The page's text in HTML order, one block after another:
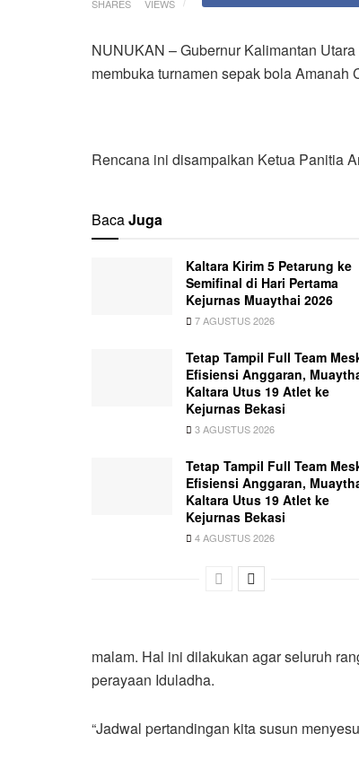
SHARES VIEWS
NUNUKAN – Gubernur Kalimantan
membuka turnamen sepak bola Amanah
Rencana ini disampaikan Ketua Panitia
BacaJuga
Kaltara Kirim 5 Petarung ke
Semifinal di Hari Pertama
Kejurnas Muaythai 2026
7 AGUSTUS 2026
Tetap Tampil Full Team
Efisiensi Anggaran,
Kaltara Utus 19 Atlet ke
Kejurnas Bekasi
3 AGUSTUS 2026
Tetap Tampil Full Team
Efisiensi Anggaran,
Kaltara Utus 19 Atlet ke
Kejurnas Bekasi
4 AGUSTUS 2026
malam. Hal ini dilakukan agar seluruh
perayaan Iduladha.
“Jadwal pertandingan kita susun